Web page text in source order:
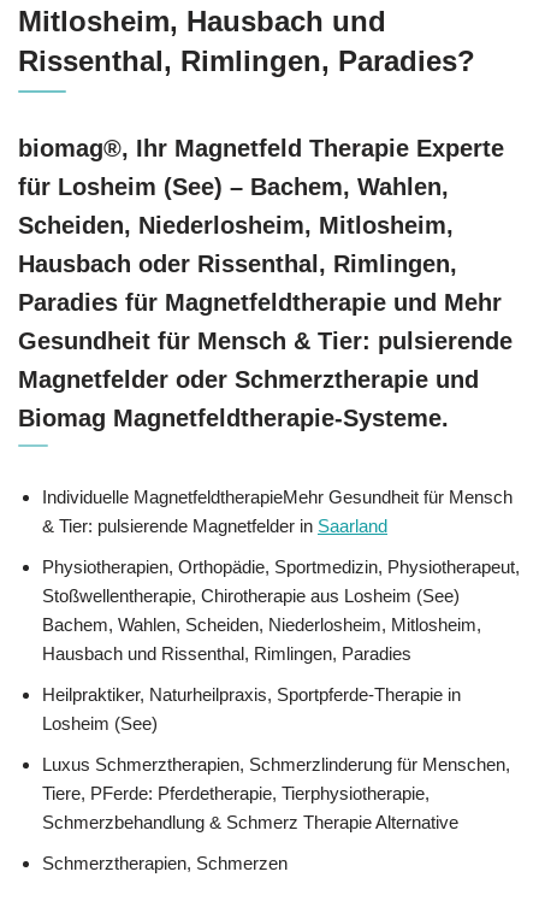
Mitlosheim, Hausbach und
Rissenthal, Rimlingen, Paradies?
biomag®, Ihr Magnetfeld Therapie Experte
für Losheim (See) – Bachem, Wahlen,
Scheiden, Niederlosheim, Mitlosheim,
Hausbach oder Rissenthal, Rimlingen,
Paradies für Magnetfeldtherapie und Mehr
Gesundheit für Mensch & Tier: pulsierende
Magnetfelder oder Schmerztherapie und
Biomag Magnetfeldtherapie-Systeme.
Individuelle MagnetfeldtherapieMehr Gesundheit für Mensch
& Tier: pulsierende Magnetfelder in Saarland
Physiotherapien, Orthopädie, Sportmedizin, Physiotherapeut,
Stoßwellentherapie, Chirotherapie aus Losheim (See)
Bachem, Wahlen, Scheiden, Niederlosheim, Mitlosheim,
Hausbach und Rissenthal, Rimlingen, Paradies
Heilpraktiker, Naturheilpraxis, Sportpferde-Therapie in
Losheim (See)
Luxus Schmerztherapien, Schmerzlinderung für Menschen,
Tiere, PFerde: Pferdetherapie, Tierphysiotherapie,
Schmerzbehandlung & Schmerz Therapie Alternative
Schmerztherapien, Schmerzen